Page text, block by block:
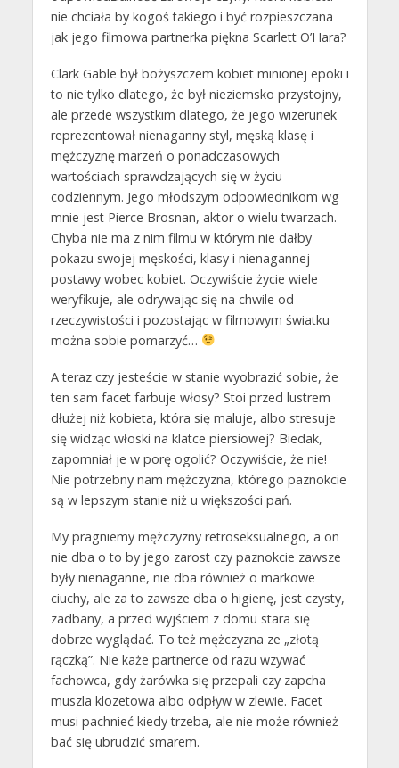
nie chciała by kogoś takiego i być rozpieszczana
jak jego filmowa partnerka piękna Scarlett O’Hara?
Clark Gable był bożyszczem kobiet minionej epoki i
to nie tylko dlatego, że był nieziemsko przystojny,
ale przede wszystkim dlatego, że jego wizerunek
reprezentował nienaganny styl, męską klasę i
mężczyznę marzeń o ponadczasowych
wartościach sprawdzających się w życiu
codziennym. Jego młodszym odpowiednikom wg
mnie jest Pierce Brosnan, aktor o wielu twarzach.
Chyba nie ma z nim filmu w którym nie dałby
pokazu swojej męskości, klasy i nienagannej
postawy wobec kobiet. Oczywiście życie wiele
weryfikuje, ale odrywając się na chwile od
rzeczywistości i pozostając w filmowym światku
można sobie pomarzyć…
A teraz czy jesteście w stanie wyobrazić sobie, że
ten sam facet farbuje włosy? Stoi przed lustrem
dłużej niż kobieta, która się maluje, albo stresuje
się widząc włoski na klatce piersiowej? Biedak,
zapomniał je w porę ogolić? Oczywiście, że nie!
Nie potrzebny nam mężczyzna, którego paznokcie
są w lepszym stanie niż u większości pań.
My pragniemy mężczyzny retroseksualnego, a on
nie dba o to by jego zarost czy paznokcie zawsze
były nienaganne, nie dba również o markowe
ciuchy, ale za to zawsze dba o higienę, jest czysty,
zadbany, a przed wyjściem z domu stara się
dobrze wyglądać. To też mężczyzna ze „złotą
rączką”. Nie każe partnerce od razu wzywać
fachowca, gdy żarówka się przepali czy zapcha
muszla klozetowa albo odpływ w zlewie. Facet
musi pachnieć kiedy trzeba, ale nie może również
bać się ubrudzić smarem.